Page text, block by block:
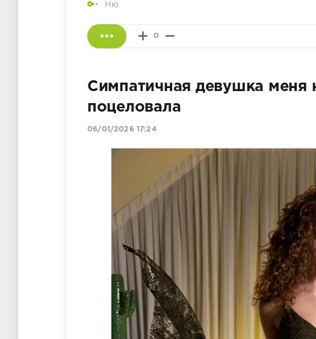
Ню
0
Симпатичная девушка меня
поцеловала
06/01/2026 17:24